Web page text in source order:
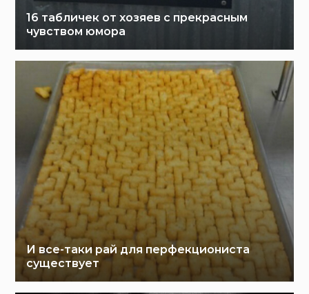
16 табличек от хозяев с прекрасным
чувством юмора
И все-таки рай для перфекциониста
существует